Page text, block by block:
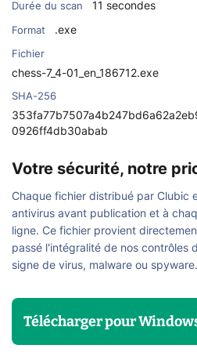
Durée du scan 11 secondes
Format .exe
Fichier
chess-7_4-01_en_186712.exe
SHA-256
0926ff4db30abab
Votre sécurité, notre
Chaque fichier distribué par Clubic
antivirus avant publication et à
ligne. Ce fichier provient
passé l'intégralité de nos contrôles
signe de virus, malware ou spyware.
Téléchargerpour